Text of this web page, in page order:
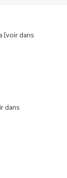
[voir dans
dans